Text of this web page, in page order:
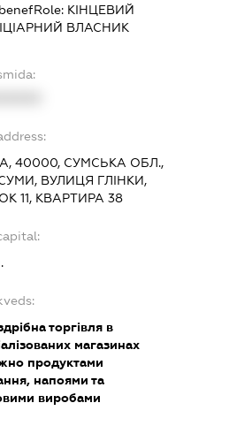
КІНЦЕВИЙ
ВЛАСНИК
40000, СУМСЬКА ОБЛ.,
ВУЛИЦЯ ГЛІНКИ,
11, КВАРТИРА 38
торгівля в
магазинах
продуктами
напоями та
виробами